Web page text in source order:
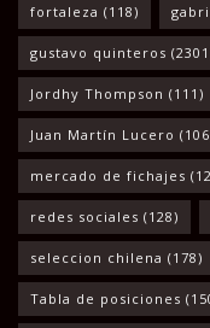
fortaleza (118)
gustavo quinteros
Jordhy Thompson (111)
Juan Martín Lucero
mercado de fichajes
redes sociales (128)
seleccion chilena (178)
Tabla de posiciones